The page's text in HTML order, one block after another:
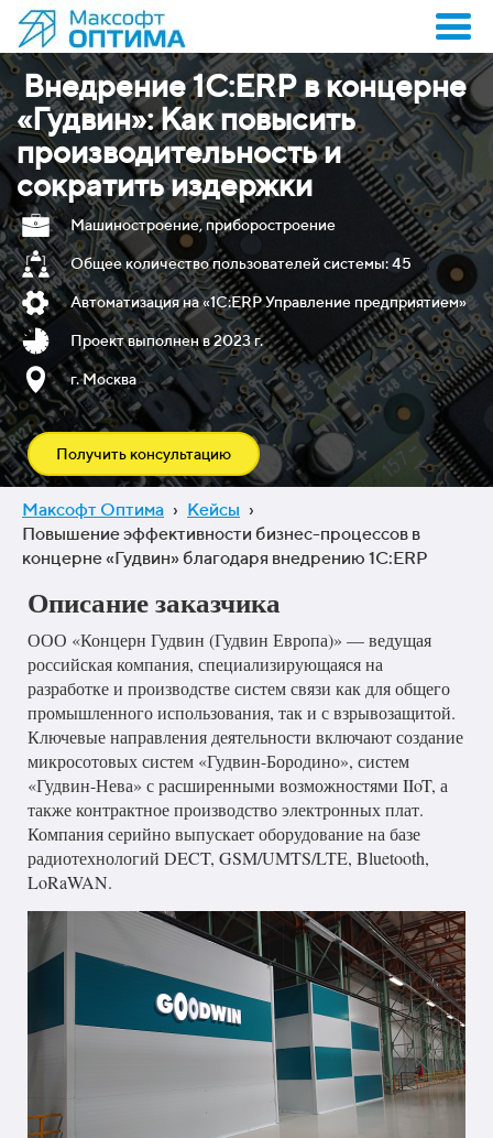
Внедрение 1С:ERP в концерне
«Гудвин»: Как повысить
производительность и
сократить издержки
Машиностроение, приборостроение
Общее количество пользователей системы: 45
Автоматизация на «1С:ERP Управление предприятием»
Проект выполнен в 2023 г.
г. Москва
Получить консультацию
Максофт Оптима › Кейсы ›
Повышение эффективности бизнес-процессов в
концерне «Гудвин» благодаря внедрению 1С:ERP
Описание заказчика
ООО «Концерн Гудвин (Гудвин Европа)» — ведущая
российская компания, специализирующаяся на
разработке и производстве систем связи как для общего
промышленного использования, так и с взрывозащитой.
Ключевые направления деятельности включают создание
микросотовых систем «Гудвин-Бородино», систем
«Гудвин-Нева» с расширенными возможностями IIoT, а
также контрактное производство электронных плат.
Компания серийно выпускает оборудование на базе
радиотехнологий DECT, GSM/UMTS/LTE, Bluetooth,
LoRaWAN.